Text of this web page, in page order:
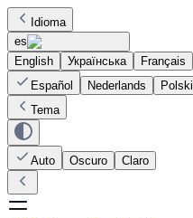
Idioma
es
English
Українська Français
Español
Nederlands
Polski
Tema
Auto Oscuro Claro